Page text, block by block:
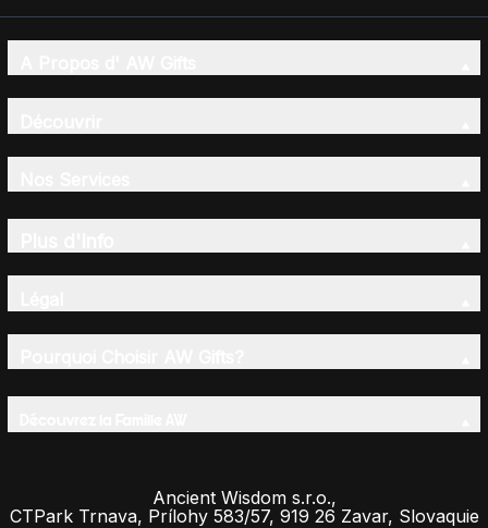
Ancient Wisdom s.r.o.,
CTPark Trnava, Prílohy 583/57, 919 26 Zavar, Slovaquie